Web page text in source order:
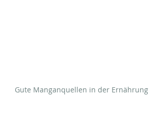
Gute Manganquellen in der Ernährung